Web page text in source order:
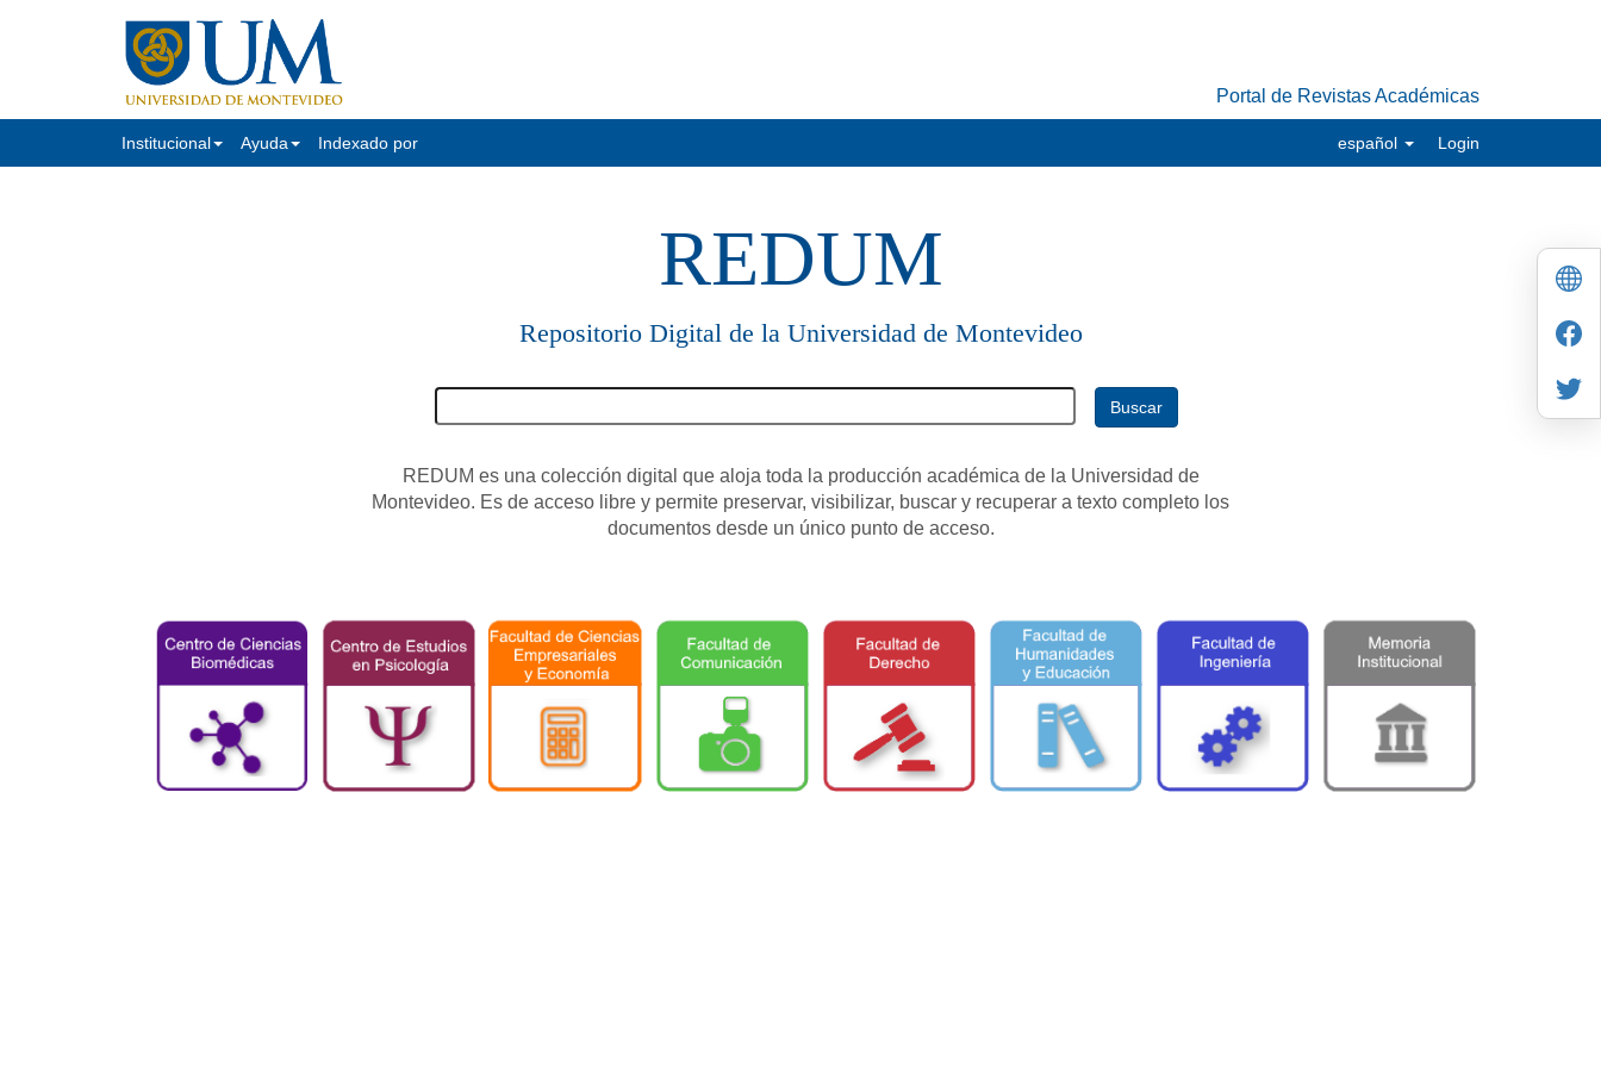
Portal de Revistas Académicas
Institucional Ayuda Indexado por español Login
REDUM
Repositorio Digital de la Universidad de Montevideo
Buscar
REDUM es una colección digital que aloja toda la producción académica de la Universidad de
Montevideo. Es de acceso libre y permite preservar, visibilizar, buscar y recuperar a texto completo los
documentos desde un único punto de acceso.